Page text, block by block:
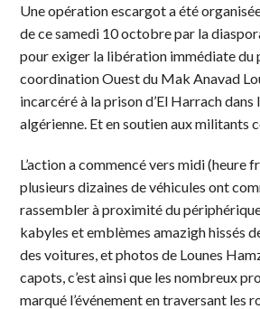
Une opération escargot a été
de ce samedi 10 octobre par la
pour exiger la libération immédiate du
coordination Ouest du Mak Anavad
incarcéré à la prison d’El Harrach dans
algérienne. Et en soutien aux militants
L’action a commencé vers midi (heure
plusieurs dizaines de véhicules ont
rassembler à proximité du
kabyles et emblèmes amazigh hissés
des voitures, et photos de Lounes
capots, c’est ainsi que les nombreux
marqué l’événement en traversant les